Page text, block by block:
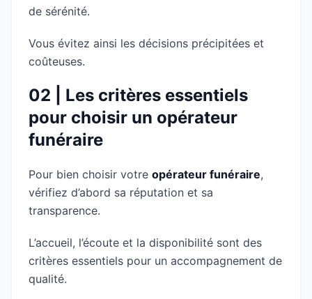
de sérénité.
Vous évitez ainsi les décisions précipitées et
coûteuses.
02 | Les critères essentiels
pour choisir un opérateur
funéraire
Pour bien choisir votre opérateur funéraire,
vérifiez d’abord sa réputation et sa
transparence.
L’accueil, l’écoute et la disponibilité sont des
critères essentiels pour un accompagnement de
qualité.